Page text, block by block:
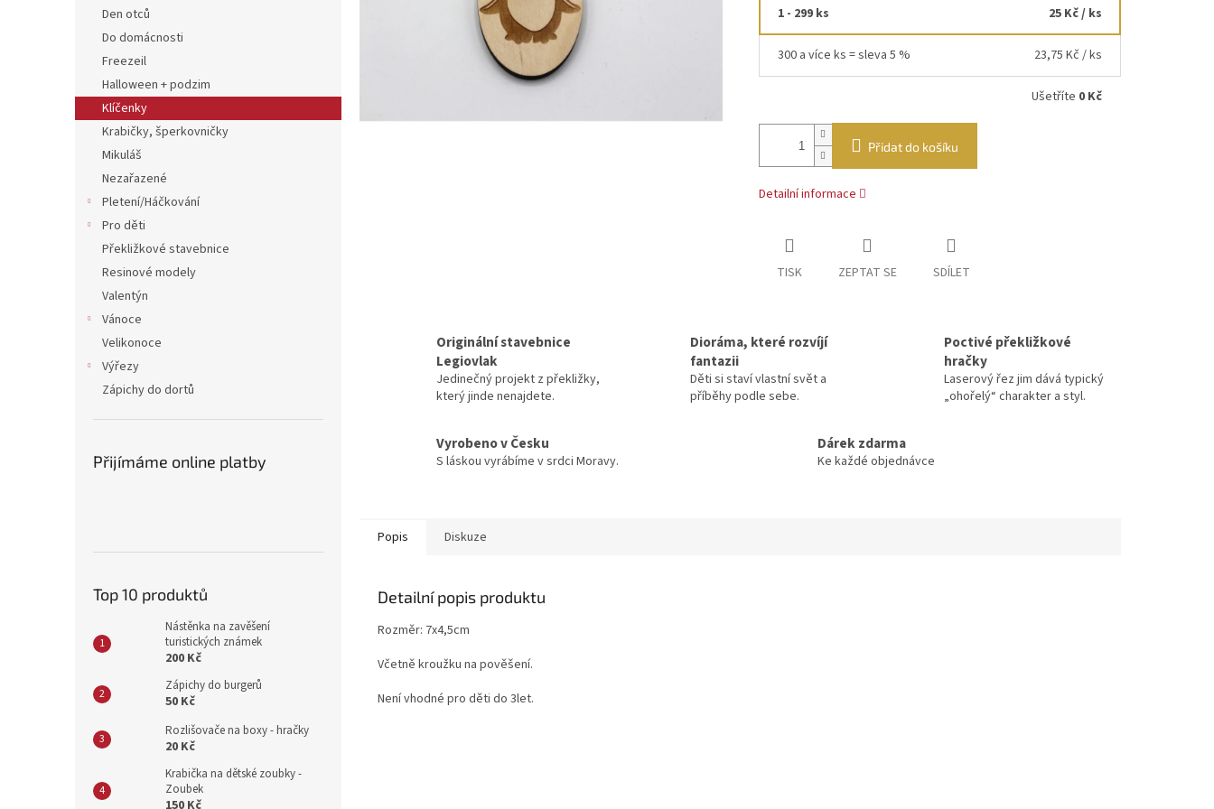
Den otců
Do domácnosti
Freezeil
Halloween + podzim
Klíčenky
Krabičky, šperkovničky
Mikuláš
Nezařazené
Pletení/Háčkování
Pro děti
Překližkové stavebnice
Resinové modely
Valentýn
Vánoce
Velikonoce
Výřezy
Zápichy do dortů
Přijímáme online platby
Top 10 produktů
Nástěnka na zavěšení
turistických známek
200 Kč
Zápichy do burgerů
50 Kč
Rozlišovače na boxy - hračky
20 Kč
Krabička na dětské zoubky -
Zoubek
150 Kč
1 - 299 ks 25 Kč/ ks
300 a více ks = sleva 5 % 23,75 Kč / ks
Ušetříte 0 Kč
Přidat do košíku
Detailní informace
TISK ZEPTAT SE SDÍLET
Originální stavebnice
Legiovlak
Jedinečný projekt z překližky,
který jinde nenajdete.
Dioráma, které rozvíjí
fantazii
Děti si staví vlastní svět a
příběhy podle sebe.
Poctivé překližkové
hračky
Laserový řez jim dává typický
„ohořelý“ charakter a styl.
Vyrobeno v Česku
S láskou vyrábíme v srdci Moravy.
Dárek zdarma
Ke každé objednávce
Popis Diskuze
Detailní popis produktu
Rozměr: 7x4,5cm
Včetně kroužku na pověšení.
Není vhodné pro děti do 3let.